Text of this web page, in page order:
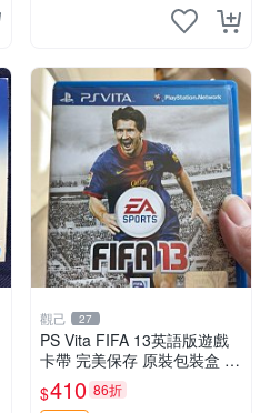
觀己 27
PS Vita FIFA 13英語版遊戲
卡帶 完美保存 原裝包裝盒 推
薦收藏 FIFA 13 PSVita EA S
ports 官方版
$410 86折